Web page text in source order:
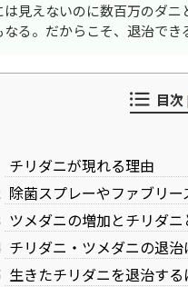
は見えないのに数百万のダ
なる。だからこそ、退治で
目次
チリダニが現れる理由
除菌スプレーやファブリ
ツメダニの増加とチリダ
チリダニ・ツメダニの退治
生きたチリダニを退治す